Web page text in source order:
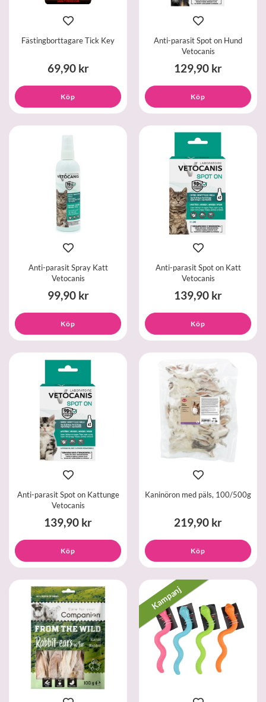
Fästingborttagare Tick Key
69,90 kr
Köp
Anti-parasit Spot on Hund
Vetocanis
129,90 kr
Köp
Anti-parasit Spray Katt
Vetocanis
99,90 kr
Köp
Anti-parasit Spot on Katt
Vetocanis
139,90 kr
Köp
Anti-parasit Spot on Kattunge
Vetocanis
139,90 kr
Köp
Kaninöron med päls, 100/500g
219,90 kr
Köp
Kampanj